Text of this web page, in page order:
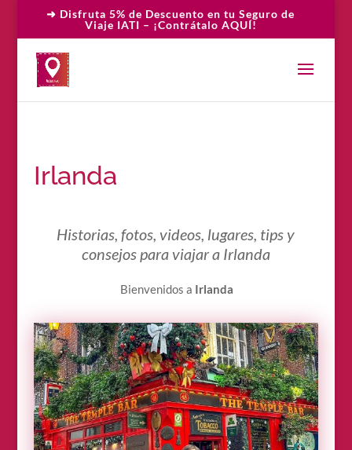
➜ Disfruta 5% de Descuento en tu Seguro de
Viaje IATI – ¡Contrátalo AQUÍ!
Irlanda
Historias, fotos, videos, lugares, tips y
consejos para viajar a Irlanda
Bienvenidos a Irlanda